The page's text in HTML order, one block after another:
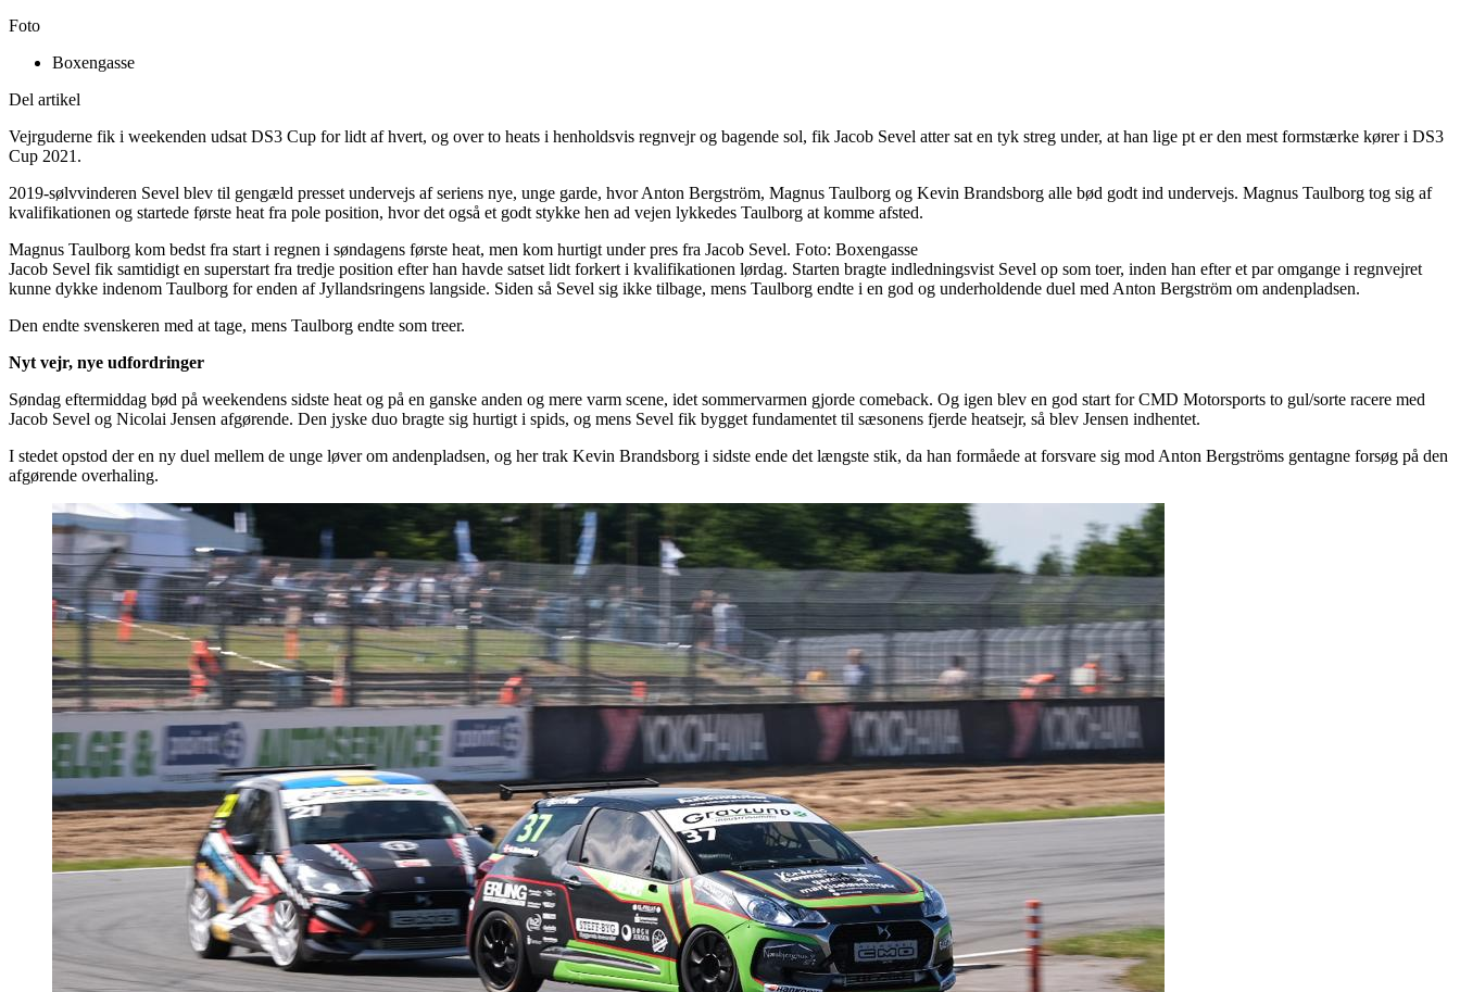
Foto
Boxengasse
Del artikel
Vejrguderne fik i weekenden udsat DS3 Cup for lidt af hvert, og over to heats i henholdsvis regnvejr og bagende sol, fik Jacob Sevel atter sat en tyk streg under, at han lige pt er den mest formstærke kører i DS3
Cup 2021.
2019-sølvvinderen Sevel blev til gengæld presset undervejs af seriens nye, unge garde, hvor Anton Bergström, Magnus Taulborg og Kevin Brandsborg alle bød godt ind undervejs. Magnus Taulborg tog sig af
kvalifikationen og startede første heat fra pole position, hvor det også et godt stykke hen ad vejen lykkedes Taulborg at komme afsted.
Magnus Taulborg kom bedst fra start i regnen i søndagens første heat, men kom hurtigt under pres fra Jacob Sevel. Foto: Boxengasse
Jacob Sevel fik samtidigt en superstart fra tredje position efter han havde satset lidt forkert i kvalifikationen lørdag. Starten bragte indledningsvist Sevel op som toer, inden han efter et par omgange i regnvejret
kunne dykke indenom Taulborg for enden af Jyllandsringens langside. Siden så Sevel sig ikke tilbage, mens Taulborg endte i en god og underholdende duel med Anton Bergström om andenpladsen.
Den endte svenskeren med at tage, mens Taulborg endte som treer.
Nyt vejr, nye udfordringer
Søndag eftermiddag bød på weekendens sidste heat og på en ganske anden og mere varm scene, idet sommervarmen gjorde comeback. Og igen blev en god start for CMD Motorsports to gul/sorte racere med
Jacob Sevel og Nicolai Jensen afgørende. Den jyske duo bragte sig hurtigt i spids, og mens Sevel fik bygget fundamentet til sæsonens fjerde heatsejr, så blev Jensen indhentet.
I stedet opstod der en ny duel mellem de unge løver om andenpladsen, og her trak Kevin Brandsborg i sidste ende det længste stik, da han formåede at forsvare sig mod Anton Bergströms gentagne forsøg på den
afgørende overhaling.